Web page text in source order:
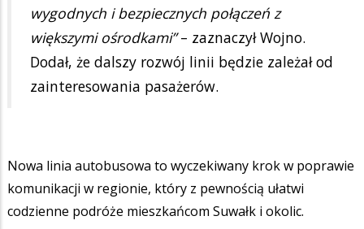
wygodnych i bezpiecznych połączeń z
większymi ośrodkami”– zaznaczył Wojno.
Dodał, że dalszy rozwój linii będzie zależał od
zainteresowania pasażerów.
Nowa linia autobusowa to wyczekiwany krok w poprawie
komunikacji w regionie, który z pewnością ułatwi
codzienne podróże mieszkańcom Suwałk i okolic.